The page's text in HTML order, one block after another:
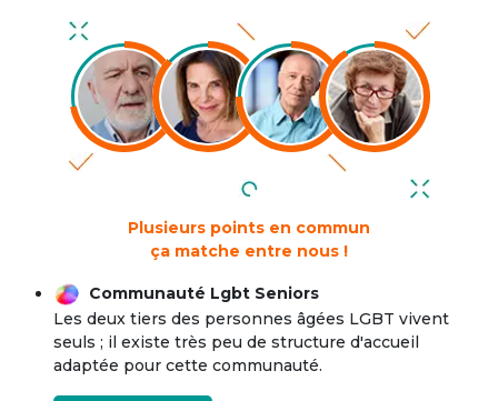
Plusieurs points en commun
ça matche entre nous !
Communauté Lgbt Seniors
Les deux tiers des personnes âgées LGBT vivent
seuls ; il existe très peu de structure d'accueil
adaptée pour cette communauté.